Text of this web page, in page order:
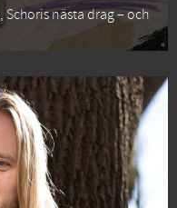
nästa drag – och